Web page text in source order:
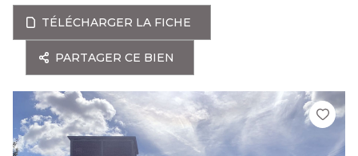
TÉLÉCHARGER LA FICHE
PARTAGER CE BIEN